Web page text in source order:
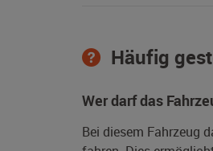
Häufig
Wer darf das
Bei diesem Fahrzeug